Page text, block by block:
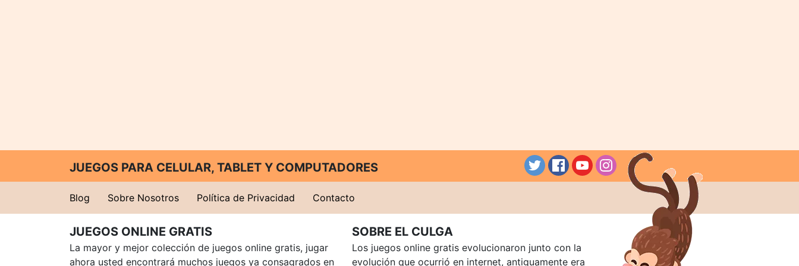
JUEGOS PARA CELULAR, TABLET Y COMPUTADORES
Blog Sobre Nosotros Política de Privacidad Contacto
JUEGOS ONLINE GRATIS
La mayor y mejor colección de juegos online gratis, jugar
ahora usted encontrará muchos juegos ya consagrados en
SOBRE EL CULGA
Los juegos online gratis evolucionaron junto con la
evolución que ocurrió en internet, antiguamente era